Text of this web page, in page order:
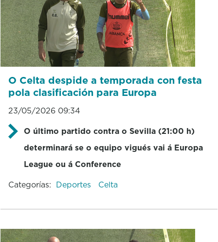
O Celta despide a temporada con festa
pola clasificación para Europa
23/05/2026 09:34
O último partido contra o Sevilla (21:00 h)
determinará se o equipo vigués vai á Europa
League ou á Conference
Categorías: Deportes Celta